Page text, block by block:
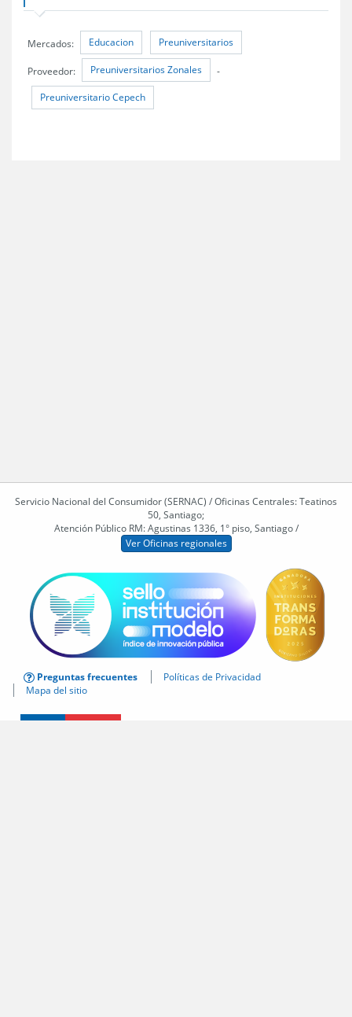
Mercados: Educacion Preuniversitarios
Proveedor: Preuniversitarios Zonales -
Preuniversitario Cepech
Servicio Nacional del Consumidor (SERNAC) / Oficinas Centrales: Teatinos
50, Santiago;
Atención Público RM: Agustinas 1336, 1° piso, Santiago /
Ver Oficinas regionales
Preguntas frecuentes
Políticas de Privacidad
Mapa del sitio